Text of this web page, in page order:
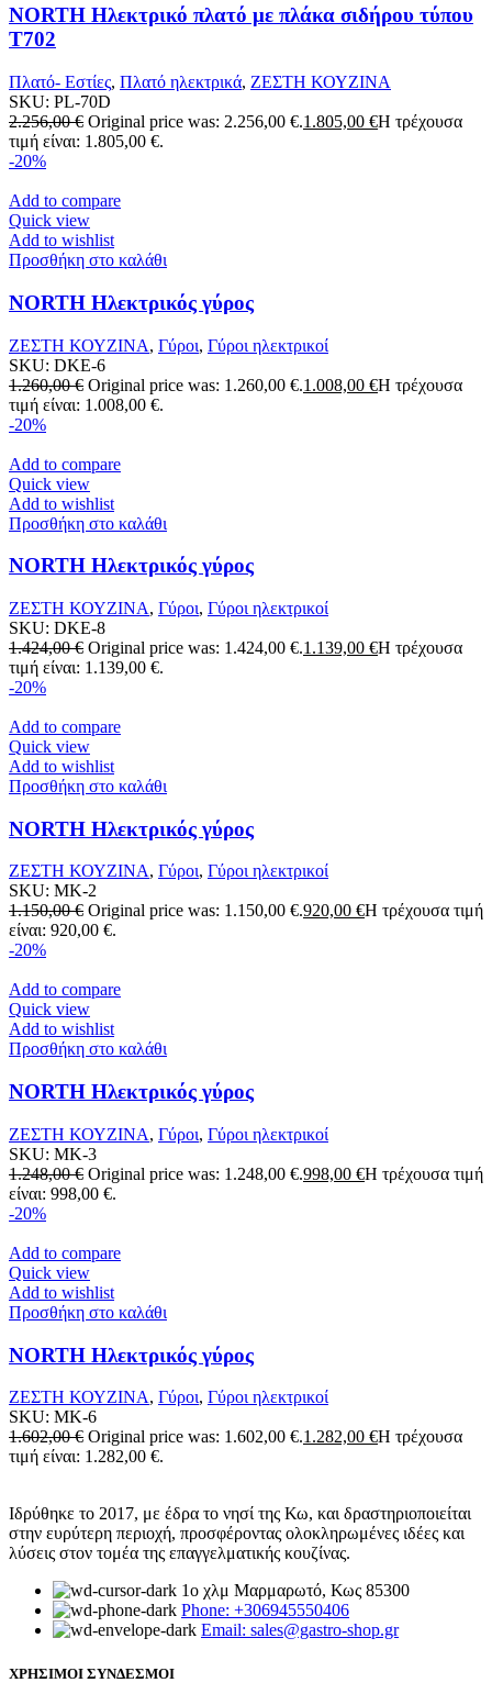
NORTH Ηλεκτρικό πλατό με πλάκα σιδήρου τύπου
T702
Πλατό- Εστίες, Πλατό ηλεκτρικά, ΖΕΣΤΗ ΚΟΥΖΙΝΑ
SKU: PL-70D
2.256,00€ Original price was: 2.256,00 €.1.805,00 €Η τρέχουσα
τιμή είναι: 1.805,00 €.
-20%
Add to compare
Quick view
Add to wishlist
Προσθήκη στο καλάθι
NORTH Ηλεκτρικός γύρος
ΖΕΣΤΗ ΚΟΥΖΙΝΑ, Γύροι, Γύροι ηλεκτρικοί
SKU: DKE-6
1.260,00€ Original price was: 1.260,00 €.1.008,00 €Η τρέχουσα
τιμή είναι: 1.008,00 €.
-20%
Add to compare
Quick view
Add to wishlist
Προσθήκη στο καλάθι
NORTH Ηλεκτρικός γύρος
ΖΕΣΤΗ ΚΟΥΖΙΝΑ, Γύροι, Γύροι ηλεκτρικοί
SKU: DKE-8
1.424,00€ Original price was: 1.424,00 €.1.139,00 €Η τρέχουσα
τιμή είναι: 1.139,00 €.
-20%
Add to compare
Quick view
Add to wishlist
Προσθήκη στο καλάθι
NORTH Ηλεκτρικός γύρος
ΖΕΣΤΗ ΚΟΥΖΙΝΑ, Γύροι, Γύροι ηλεκτρικοί
SKU: MK-2
1.150,00€ Original price was: 1.150,00 €.920,00 €Η τρέχουσα τιμή
είναι: 920,00 €.
-20%
Add to compare
Quick view
Add to wishlist
Προσθήκη στο καλάθι
NORTH Ηλεκτρικός γύρος
ΖΕΣΤΗ ΚΟΥΖΙΝΑ, Γύροι, Γύροι ηλεκτρικοί
SKU: MK-3
1.248,00€ Original price was: 1.248,00 €.998,00 €Η τρέχουσα τιμή
είναι: 998,00 €.
-20%
Add to compare
Quick view
Add to wishlist
Προσθήκη στο καλάθι
NORTH Ηλεκτρικός γύρος
ΖΕΣΤΗ ΚΟΥΖΙΝΑ, Γύροι, Γύροι ηλεκτρικοί
SKU: MK-6
1.602,00€ Original price was: 1.602,00 €.1.282,00 €Η τρέχουσα
τιμή είναι: 1.282,00 €.
Ιδρύθηκε το 2017, με έδρα το νησί της Κω, και δραστηριοποιείται
στην ευρύτερη περιοχή, προσφέροντας ολοκληρωμένες ιδέες και
λύσεις στον τομέα της επαγγελματικής κουζίνας.
1ο χλμ Μαρμαρωτό, Κως 85300
Phone: +306945550406
Email: sales@gastro-shop.gr
ΧΡΗΣΙΜΟΙ ΣΥΝΔΕΣΜΟΙ